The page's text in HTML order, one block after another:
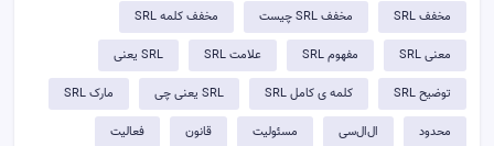
مخفف SRL مخفف SRL چیست مخفف کلمه SRL
معنی SRL مفهوم SRL علامت SRL SRL یعنی
توضيح SRL کلمه ی کامل SRL SRL یعنی چی مارک SRL
محدود ال‌ال‌سی مسئولیت قانون فعالیت